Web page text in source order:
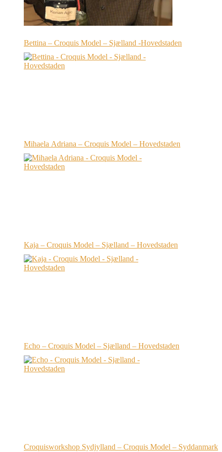
Bettina – Croquis Model – Sjælland -Hovedstaden
Mihaela Adriana – Croquis Model – Hovedstaden
Kaja – Croquis Model – Sjælland – Hovedstaden
Echo – Croquis Model – Sjælland – Hovedstaden
Croquisworkshop Sydjylland – Croquis Model – Syddanmark